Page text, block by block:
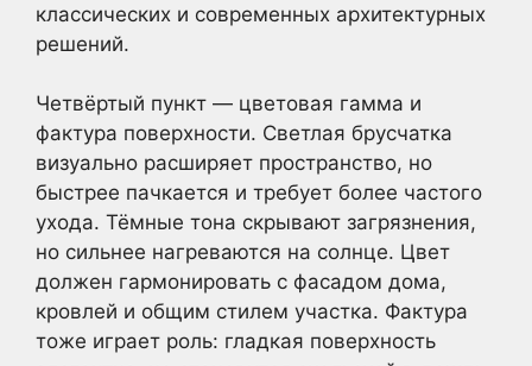
классических и современных архитектурных
решений.
Четвёртый пункт — цветовая гамма и
фактура поверхности. Светлая брусчатка
визуально расширяет пространство, но
быстрее пачкается и требует более частого
ухода. Тёмные тона скрывают загрязнения,
но сильнее нагреваются на солнце. Цвет
должен гармонировать с фасадом дома,
кровлей и общим стилем участка. Фактура
тоже играет роль: гладкая поверхность